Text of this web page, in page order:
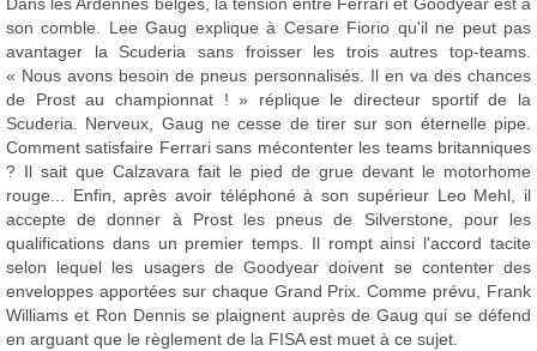
Dans les Ardennes belges, la tension entre Ferrari et Goodyear est à
son comble. Lee Gaug explique à Cesare Fiorio qu'il ne peut pas
avantager la Scuderia sans froisser les trois autres top-teams.
« Nous avons besoin de pneus personnalisés. Il en va des chances
de Prost au championnat ! » réplique le directeur sportif de la
Scuderia. Nerveux, Gaug ne cesse de tirer sur son éternelle pipe.
Comment satisfaire Ferrari sans mécontenter les teams britanniques
? Il sait que Calzavara fait le pied de grue devant le motorhome
rouge... Enfin, après avoir téléphoné à son supérieur Leo Mehl, il
accepte de donner à Prost les pneus de Silverstone, pour les
qualifications dans un premier temps. Il rompt ainsi l'accord tacite
selon lequel les usagers de Goodyear doivent se contenter des
enveloppes apportées sur chaque Grand Prix. Comme prévu, Frank
Williams et Ron Dennis se plaignent auprès de Gaug qui se défend
en arguant que le règlement de la FISA est muet à ce sujet.